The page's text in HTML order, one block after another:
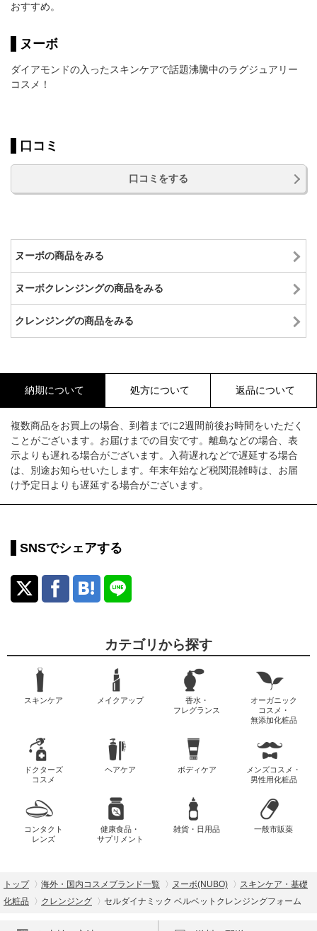
おすすめ。
ヌーボ
ダイアモンドの入ったスキンケアで話題沸騰中のラグジュアリー
コスメ！
口コミ
口コミをする
ヌーボの商品をみる
ヌーボクレンジングの商品をみる
クレンジングの商品をみる
納期について 処方について 返品について
複数商品をお買上の場合、到着までに2週間前後お時間をいただく
ことがございます。お届けまでの目安です。離島などの場合、表
示よりも遅れる場合がございます。入荷遅れなどで遅延する場合
は、別途お知らせいたします。年末年始など税関混雑時は、お届
け予定日よりも遅延する場合がございます。
SNSでシェアする
カテゴリから探す
スキンケア メイクアップ
香水・
フレグランス
オーガニック
コスメ・
無添加化粧品
ドクターズ
コスメ
ヘアケア ボディケア
メンズコスメ・
男性用化粧品
コンタクト
レンズ
健康食品・
サプリメント
雑貨・日用品 一般市販薬
トップ 海外・国内コスメブランド一覧 ヌーボ(NUBO)
スキンケア・基礎
化粧品
クレンジング セルダイナミック ベルベットクレンジングフォーム